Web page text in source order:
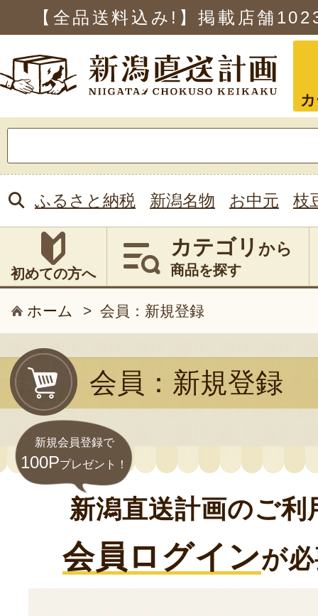
【全品送料込み!】掲載店舗
索:
ふるさと納税 新潟名物 お中元 枝
初めての方へ
カテゴリ から
商品を探す
ホーム > 会員：新規登録
会員：新規登録
新規会員登録で
100Pプレゼント！
新潟直送計画のご利
会員ログインが